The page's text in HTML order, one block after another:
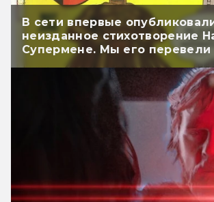
В сети впервые
неизданное стихотворение
Супермене. Мы его перевели